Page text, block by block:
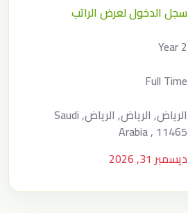
سجل الدخول لعرض الراتب
2 Year
Full Time
الرياض, الرياض, الرياض, Saudi
Arabia , 11465
ديسمبر 31, 2026